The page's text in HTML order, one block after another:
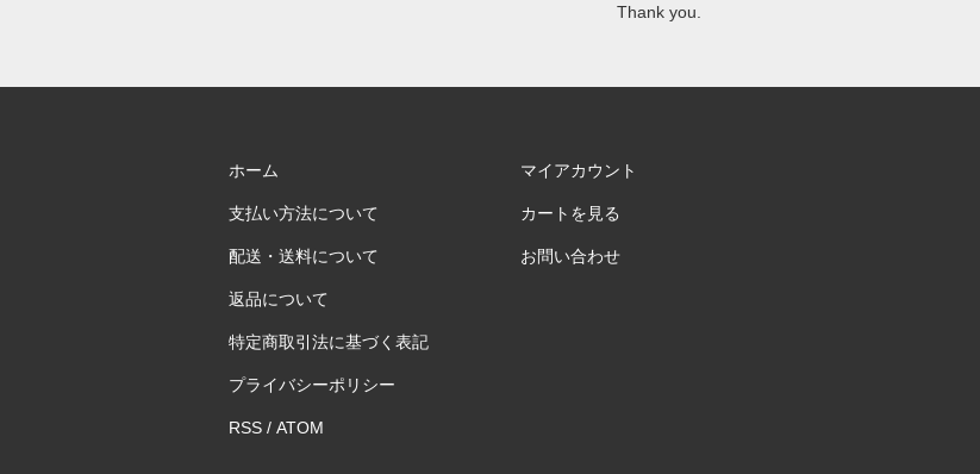
Thank you.
ホーム
支払い方法について
配送・送料について
返品について
特定商取引法に基づく表記
プライバシーポリシー
RSS/ ATOM
マイアカウント
カートを見る
お問い合わせ